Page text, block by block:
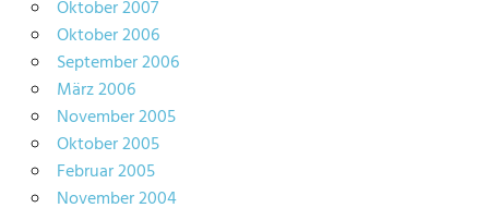
Oktober 2007
Oktober 2006
September 2006
März 2006
November 2005
Oktober 2005
Februar 2005
November 2004